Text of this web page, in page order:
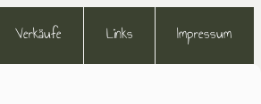
Verkäufe Links Impressum